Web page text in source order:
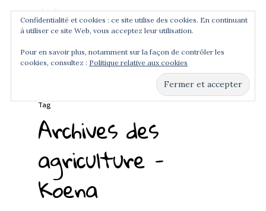
Hit enter to search or ESC to close
Tag
Archives des
agriculture -
Koena
Confidentialité et cookies : ce site utilise des cookies. En continuant
à utiliser ce site Web, vous acceptez leur utilisation.
Pour en savoir plus, notamment sur la façon de contrôler les
cookies, consultez : Politique relative aux cookies